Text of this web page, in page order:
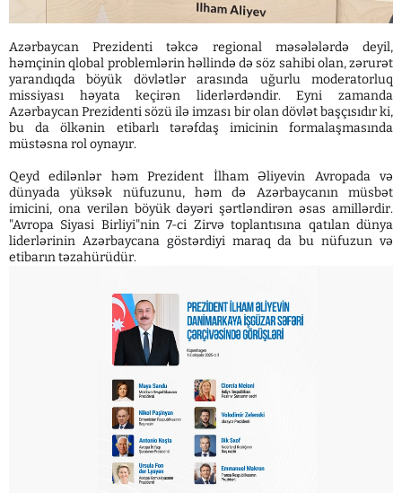
Azərbaycan Prezidenti təkcə regional məsələlərdə deyil,
həmçinin qlobal problemlərin həllində də söz sahibi olan, zərurət
yarandıqda böyük dövlətlər arasında uğurlu moderatorluq
missiyası həyata keçirən liderlərdəndir. Eyni zamanda
Azərbaycan Prezidenti sözü ilə imzası bir olan dövlət başçısıdır ki,
bu da ölkənin etibarlı tərəfdaş imicinin formalaşmasında
müstəsna rol oynayır.
Qeyd edilənlər həm Prezident İlham Əliyevin Avropada və
dünyada yüksək nüfuzunu, həm də Azərbaycanın müsbət
imicini, ona verilən böyük dəyəri şərtləndirən əsas amillərdir.
"Avropa Siyasi Birliyi"nin 7-ci Zirvə toplantısına qatılan dünya
liderlərinin Azərbaycana göstərdiyi maraq da bu nüfuzun və
etibarın təzahürüdür.